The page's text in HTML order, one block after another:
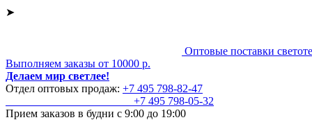
➤
Оптовые поставки
Выполняем заказы от 10000 р.
Делаем мир светлее!
Отдел оптовых продаж: +7 495 798-82-47
+7 495 798-05-32
Прием заказов в будни с 9:00 до 19:00